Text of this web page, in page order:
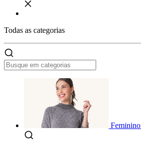
Todas as categorias
Feminino